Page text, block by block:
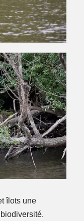
îlots une